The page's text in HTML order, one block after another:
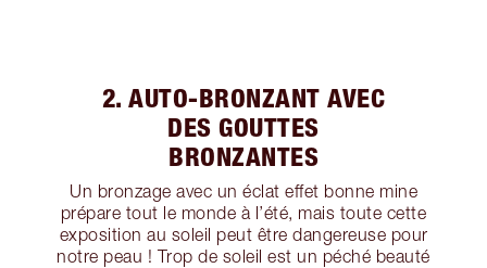
2. AUTO-BRONZANT AVEC
DES GOUTTES
BRONZANTES
Un bronzage avec un éclat effet bonne mine
prépare tout le monde à l’été, mais toute cette
exposition au soleil peut être dangereuse pour
notre peau ! Trop de soleil est un péché beauté